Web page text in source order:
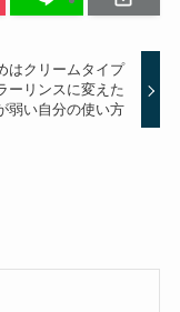
はクリームタイプ
ーリンスに変えた
弱い自分の使い方